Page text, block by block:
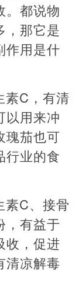
。都说物
，那它是
作用是什
素C，有清
以用来冲
瑰茄也可
行业的食
素C、接骨
，有益于
收，促进
清凉解毒